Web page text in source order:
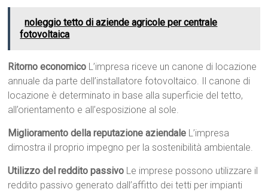
noleggio tetto di aziende agricole per centrale
fotovoltaica
Ritorno economico L’impresa riceve un canone di locazione
annuale da parte dell’installatore fotovoltaico. Il canone di
locazione è determinato in base alla superficie del tetto,
all’orientamento e all’esposizione al sole.
Miglioramento della reputazione aziendale L’impresa
dimostra il proprio impegno per la sostenibilità ambientale.
Utilizzo del reddito passivo Le imprese possono utilizzare il
reddito passivo generato dall’affitto dei tetti per impianti